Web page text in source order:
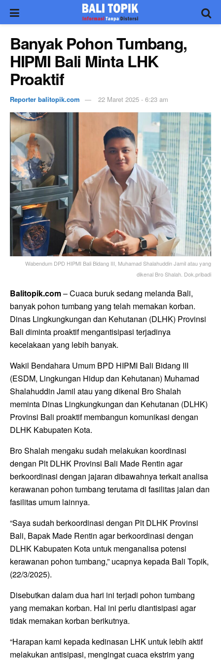
Banyak Pohon Tumbang,
HIPMI Bali Minta LHK
Proaktif
Reporter balitopik.com 22 Maret 2025 - 6:23 am
Wabendum DPD HIPMI Bali Bidang III, Muhamad Shalahuddin Jamil atau yang
dikenal Bro Shalah. Dok.pribadi
Balitopik.com– Cuaca buruk sedang melanda Bali,
banyak pohon tumbang yang telah memakan korban.
Dinas Lingkungkungan dan Kehutanan (DLHK) Provinsi
Bali diminta proaktif mengantisipasi terjadinya
kecelakaan yang lebih banyak.
Wakil Bendahara Umum BPD HIPMI Bali Bidang III
(ESDM, Lingkungan Hidup dan Kehutanan) Muhamad
Shalahuddin Jamil atau yang dikenal Bro Shalah
meminta Dinas Lingkungkungan dan Kehutanan (DLHK)
Provinsi Bali proaktif membangun komunikasi dengan
DLHK Kabupaten Kota.
Bro Shalah mengaku sudah melakukan koordinasi
dengan Plt DLHK Provinsi Bali Made Rentin agar
berkoordinasi dengan jajaran dibawahnya terkait analisa
kerawanan pohon tumbang terutama di fasilitas jalan dan
fasilitas umum lainnya.
“Saya sudah berkoordinasi dengan Plt DLHK Provinsi
Bali, Bapak Made Rentin agar berkoordinasi dengan
DLHK Kabupaten Kota untuk menganalisa potensi
kerawanan pohon tumbang,” ucapnya kepada Bali Topik,
(22/3/2025).
Disebutkan dalam dua hari ini terjadi pohon tumbang
yang memakan korban. Hal ini perlu diantisipasi agar
tidak memakan korban berikutnya.
“Harapan kami kepada kedinasan LHK untuk lebih aktif
melakukan antisipasi, mengingat cuaca ekstrim yang